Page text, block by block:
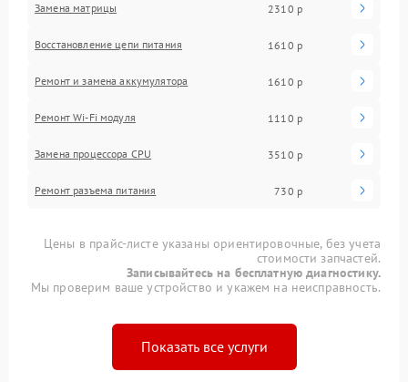
Замена матрицы 2310 р
Восстановление цепи питания 1610 р
Ремонт и замена аккумулятора 1610 р
Ремонт Wi-Fi модуля 1110 р
Замена процессора CPU 3510 р
Ремонт разъема питания 730 р
Цены в прайс-листе указаны ориентировочные, без учета
стоимости запчастей.
Записывайтесь на бесплатную диагностику.
Мы проверим ваше устройство и укажем на неисправность.
Показать все услуги